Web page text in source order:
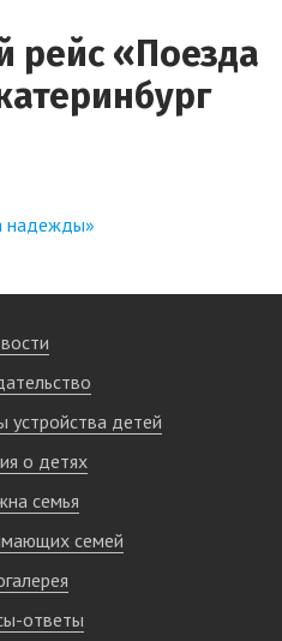
рейс «Поезда
надежды»
детей
о детях
семья
семей
ответы